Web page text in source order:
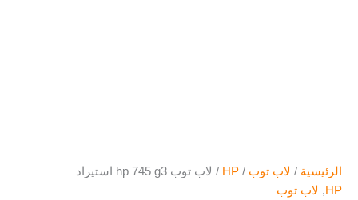
الرئيسية / لاب توب /
HP / لاب توب hp 745 g3 استيراد
HP
, لاب توب